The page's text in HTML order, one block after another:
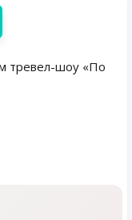
тревел-шоу «По